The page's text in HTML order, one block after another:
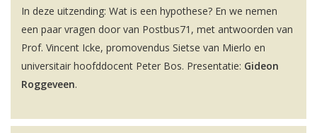
In deze uitzending: Wat is een hypothese? En we nemen
een paar vragen door van Postbus71, met antwoorden van
Prof. Vincent Icke, promovendus Sietse van Mierlo en
universitair hoofddocent Peter Bos. Presentatie: Gideon
Roggeveen.